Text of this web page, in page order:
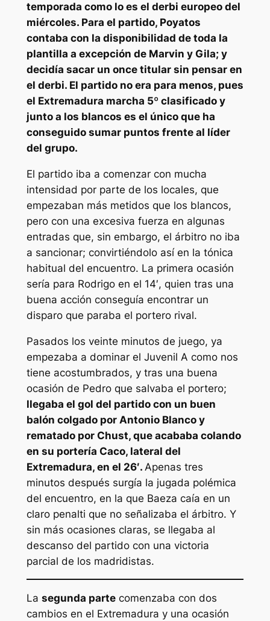
temporada como lo es el derbi europeo del
miércoles. Para el partido, Poyatos
contaba con la disponibilidad de toda la
plantilla a excepción de Marvin y Gila; y
decidía sacar un once titular sin pensar en
el derbi. El partido no era para menos, pues
el Extremadura marcha 5º clasificado y
junto a los blancos es el único que ha
conseguido sumar puntos frente al líder
del grupo.
El partido iba a comenzar con mucha
intensidad por parte de los locales, que
empezaban más metidos que los blancos,
pero con una excesiva fuerza en algunas
entradas que, sin embargo, el árbitro no iba
a sancionar; convirtiéndolo así en la tónica
habitual del encuentro. La primera ocasión
sería para Rodrigo en el 14′, quien tras una
buena acción conseguía encontrar un
disparo que paraba el portero rival.
Pasados los veinte minutos de juego, ya
empezaba a dominar el Juvenil A como nos
tiene acostumbrados, y tras una buena
ocasión de Pedro que salvaba el portero;
llegaba el gol del partido con un buen
balón colgado por Antonio Blanco y
rematado por Chust, que acababa colando
en su portería Caco, lateral del
Extremadura, en el 26′. Apenas tres
minutos después surgía la jugada polémica
del encuentro, en la que Baeza caía en un
claro penalti que no señalizaba el árbitro. Y
sin más ocasiones claras, se llegaba al
descanso del partido con una victoria
parcial de los madridistas.
La segunda partecomenzaba con dos
cambios en el Extremadura y una ocasión